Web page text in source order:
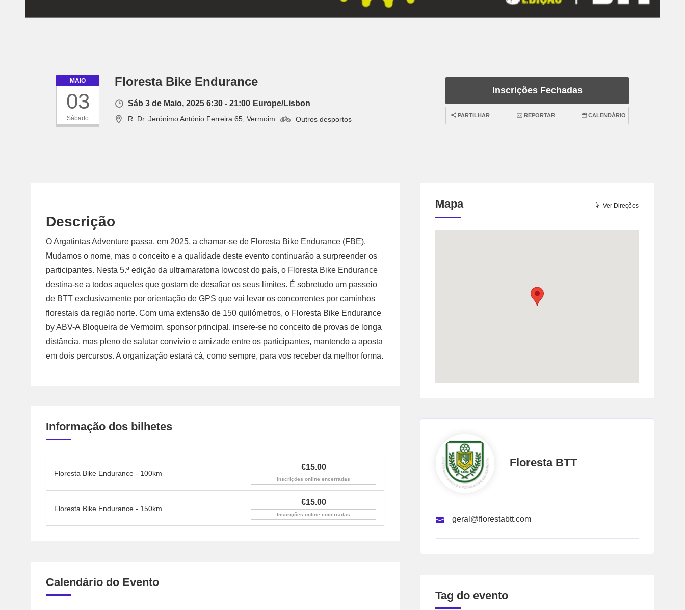
MAIO
03
Sábado
Floresta Bike Endurance
Sáb 3 de Maio, 2025 6:30 - 21:00 Europe/Lisbon
R. Dr. Jerónimo António Ferreira 65, Vermoim Outros desportos
Inscrições Fechadas
PARTILHAR REPORTAR CALENDÁRIO
Descrição
O Argatintas Adventure passa, em 2025, a chamar-se de Floresta Bike Endurance (FBE).
Mudamos o nome, mas o conceito e a qualidade deste evento continuarão a surpreender os
participantes. Nesta 5.ª edição da ultramaratona lowcost do país, o Floresta Bike Endurance
destina-se a todos aqueles que gostam de desafiar os seus limites. É sobretudo um passeio
de BTT exclusivamente por orientação de GPS que vai levar os concorrentes por caminhos
florestais da região norte. Com uma extensão de 150 quilómetros, o Floresta Bike Endurance
by ABV-A Bloqueira de Vermoim, sponsor principal, insere-se no conceito de provas de longa
distância, mas pleno de salutar convívio e amizade entre os participantes, mantendo a aposta
em dois percursos. A organização estará cá, como sempre, para vos receber da melhor forma.
Informação dos bilhetes
Floresta Bike Endurance - 100km
€15.00
Inscrições online encerradas
Floresta Bike Endurance - 150km
€15.00
Inscrições online encerradas
Calendário do Evento
Mapa Ver Direções
Floresta BTT
geral@florestabtt.com
Tag do evento